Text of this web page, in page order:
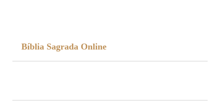
Bíblia Sagrada Online